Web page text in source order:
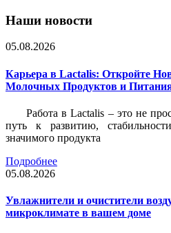
Наши новости
05.08.2026
Карьера в Lactalis: Откройте
Молочных Продуктов и
Работа в Lactalis – это не
путь к развитию,
значимого продукта
Подробнее
05.08.2026
Увлажнители и очистители
микроклимате в вашем доме